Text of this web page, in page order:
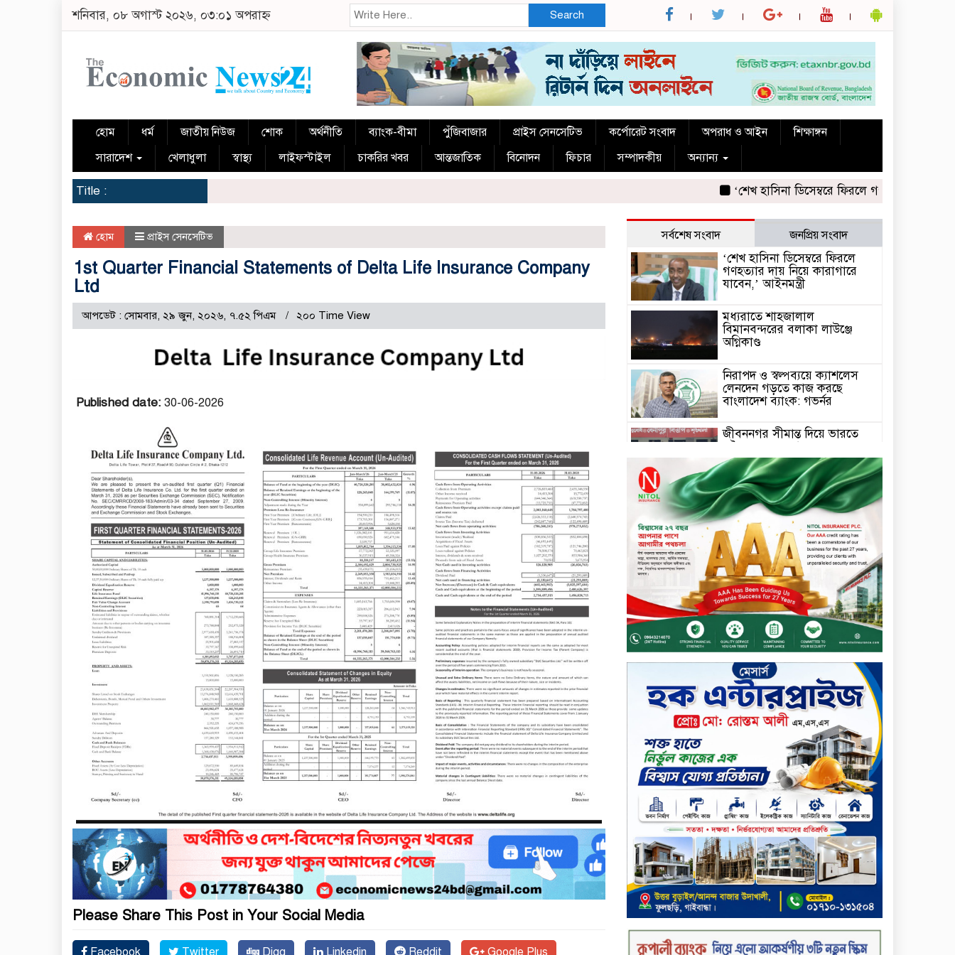
শনিবার, ০৮ অগাস্ট ২০২৬, ০৩:০১ অপরাহ্ন Search
হোম ধর্ম জাতীয় নিউজ শোক অর্থনীতি ব্যাংক-বীমা পুঁজিবাজার প্রাইস সেনসেটিভ কর্পোরেট সংবাদ অপরাধ ও আইন
শিক্ষাঙ্গন
সারাদেশ
খেলাধুলা স্বাস্থ্য লাইফস্টাইল চাকরির খবর আন্তজাতিক বিনোদন ফিচার সম্পাদকীয় অন্যান্য
Title : ‘শেখ হাসিনা ডিসেম্বরে ফিরলে গণহত্যার দায় নিয়ে
হোম প্রাইস সেনসেটিভ
1st Quarter Financial Statements of Delta Life Insurance Company
Ltd
আপডেট : সোমবার, ২৯ জুন, ২০২৬, ৭.৫২ পিএম ২০০ Time View
Published date: 30-06-2026
Please Share This Post in Your Social Media
Facebook Twitter Digg Linkedin Reddit Google Plus
সর্বশেষ সংবাদ জনপ্রিয় সংবাদ
‘শেখ হাসিনা ডিসেম্বরে ফিরলে
গণহত্যার দায় নিয়ে কারাগারে
যাবেন,’ আইনমন্ত্রী
মধ্যরাতে শাহজালাল
বিমানবন্দরের বলাকা লাউঞ্জে
অগ্নিকাণ্ড
নিরাপদ ও স্বল্পব্যয়ে ক্যাশলেস
লেনদেন গড়তে কাজ করছে
বাংলাদেশ ব্যাংক: গভর্নর
জীবননগর সীমান্ত দিয়ে ভারতে
অবৈধ অনুপ্রবেশের সময় ৮
বাংলাদেশি নারী আটক
মাধবপুর গৃহবধূর ঝুলন্ত মরদেহ
উদ্ধার করছে পুলিশ
চ্যানেল আইয়ের ‘আমরাই
বাংলাদেশ’ টকশোতে সাইফুল
ইসলাম সোহেল ও চিত্রনায়ক ডিএ
তায়েব
টাঙ্গাইলে নিহত বাস মালিকদের
পরিবারকে অনুদান ও সম্মাননা
প্রদান
টাঙ্গাইলে ভাষা কর্মশালা ও পুরষ্কার
বিতরণ
সড়ক নিরাপত্তায় বিশেষ অবদান
রাখায় নিসচা বিশেষ সম্মাননা
পেলেন লায়ন গনি মিয়া বাবুল
মার্কেন্টাইল ব্যাংকের নির্বাহী
কমিটির চেয়ারম্যান হলেন
আনোয়ারুল হক
সপ্তাহের শেষ কার্যদিবসে
লেনদেনের তালিকায় শীর্ষে উঠে
এসেছে শার্প ইন্ডাস্ট্রিজ
সপ্তাহের শেষ কার্যদিবসে
দরপতনের শীর্ষে সেনা ইন্স্যুরেন্স